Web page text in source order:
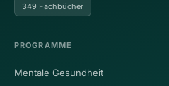
349 Fachbücher
PROGRAMME
Mentale Gesundheit